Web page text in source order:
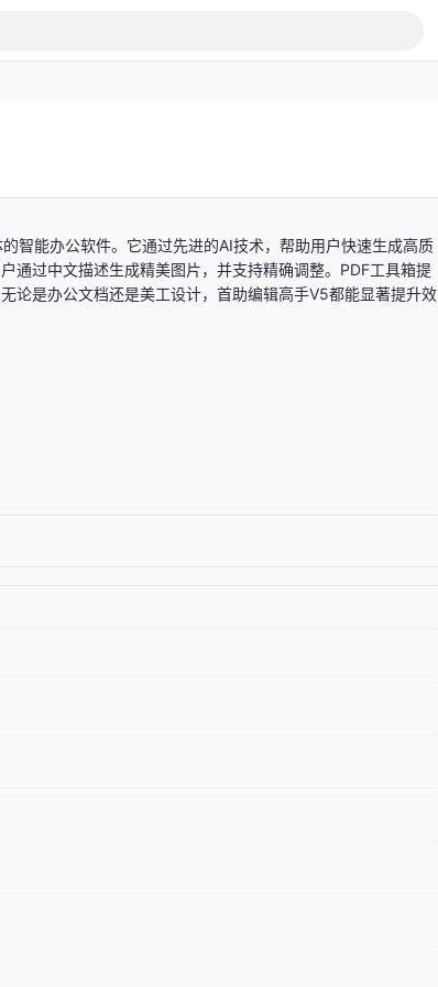
智能办公软件。它通过先进的AI技术，帮助用户快速生成高质
通过中文描述生成精美图片，并支持精确调整。PDF工具箱提
论是办公文档还是美工设计，首助编辑高手V5都能显著提升效